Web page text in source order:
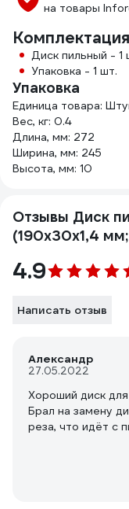
на товары
Комплектация
Диск пильный - 1
Упаковка - 1 шт.
Упаковка
Единица товара:
Вес, кг: 0.4
Длина, мм: 272
Ширина, мм: 245
Высота, мм: 10
Отзывы Диск
(190х30х1,4
4.9
Написать отзыв
Александр
27.05.2022
Хороший диск
Брал на замену
реза, что идёт с